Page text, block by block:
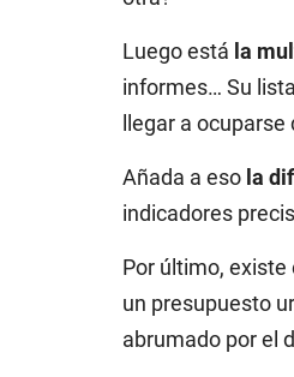
Luego está la
informes… Su
llegar a
Añada a eso la
indicadores
Por último, existe
un presupuesto
abrumado por el